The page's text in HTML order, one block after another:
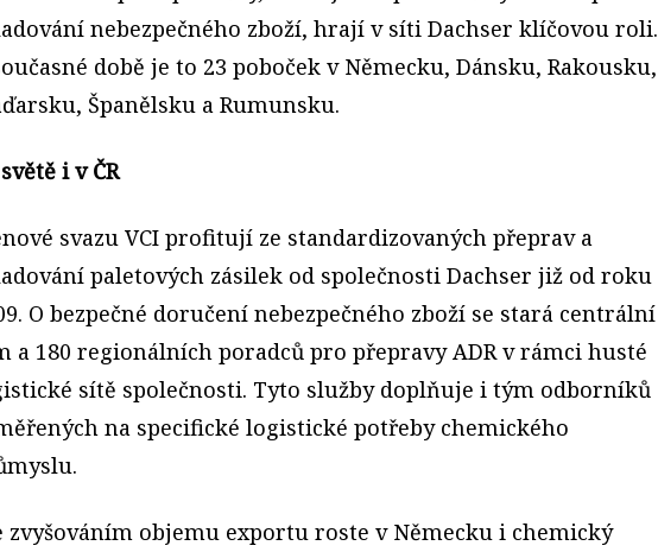
nebezpečného zboží, hrají v síti Dachser klíčovou roli.
době je to 23 poboček v Německu, Dánsku, Rakousku,
Španělsku a Rumunsku.
i v ČR
svazu VCI profitují ze standardizovaných přeprav a
paletových zásilek od společnosti Dachser již od roku
O bezpečné doručení nebezpečného zboží se stará centrální
a 180 regionálních poradců pro přepravy ADR v rámci husté
sítě společnosti. Tyto služby doplňuje i tým odborníků
na specifické logistické potřeby chemického
zvyšováním objemu exportu roste v Německu i chemický